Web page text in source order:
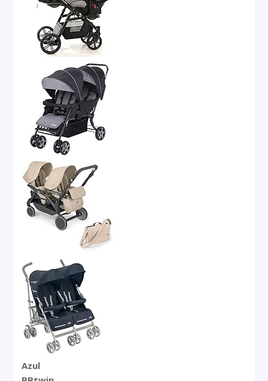
Azul